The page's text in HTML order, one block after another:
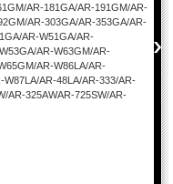
AR-181GA/AR-191GM/AR-
AR-303GA/AR-353GA/AR-
AR-W51GA/AR-
AR-W63GM/AR-
AR-W86LA/AR-
AR-48LA/AR-333/AR-
AR-325AWAR-725SW/AR-